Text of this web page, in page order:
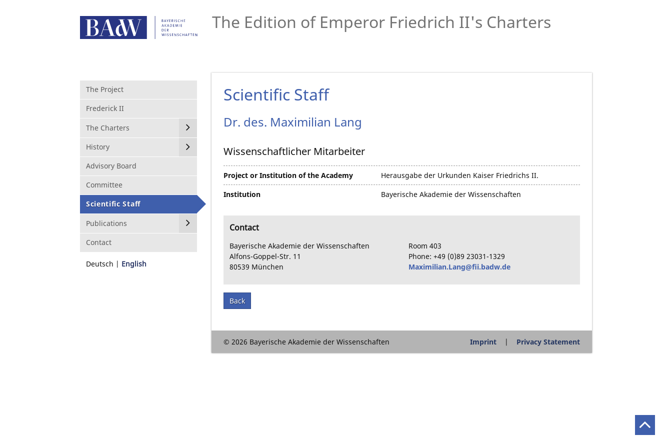
The Edition of Emperor Friedrich II's Charters
The Project
Frederick II
The Charters
History
Advisory Board
Committee
Scientific Staff
Publications
Contact
Deutsch English
Scientific Staff
Dr. des. Maximilian Lang
Wissenschaftlicher Mitarbeiter
Project or Institution of the Academy
Herausgabe der Urkunden Kaiser Friedrichs II.
Institution
Bayerische Akademie der Wissenschaften
Contact
Bayerische Akademie der Wissenschaften
Alfons-Goppel-Str. 11
80539 München
Room 403
Phone: +49 (0)89 23031-1329
Maximilian.Lang@fii.badw.de
Back
© 2026 Bayerische Akademie der Wissenschaften Imprint Privacy Statement